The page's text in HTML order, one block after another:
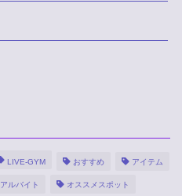
LIVE-GYM おすすめ アイテム
アルバイト オススメスポット